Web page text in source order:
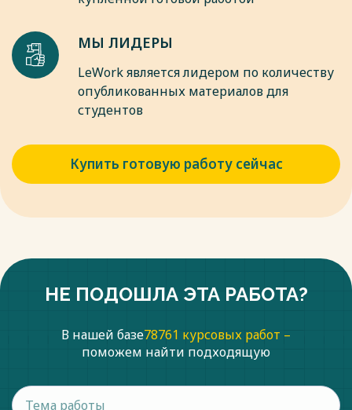
МЫ ЛИДЕРЫ
LeWork является лидером по количеству
опубликованных материалов для
студентов
Купить готовую работу сейчас
НЕ ПОДОШЛА ЭТА РАБОТА?
В нашей базе78761 курсовых работ –
поможем найти подходящую